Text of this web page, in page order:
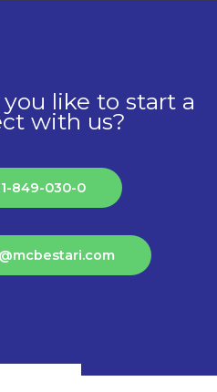
like to start a
with us?
849-030-0